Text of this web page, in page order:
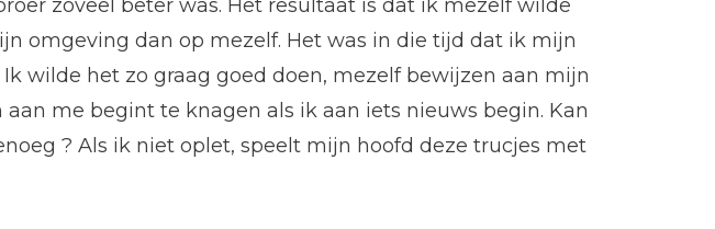
zoveel beter was. Het resultaat is dat ik mezelf wilde
omgeving dan op mezelf. Het was in die tijd dat ik mijn
wilde het zo graag goed doen, mezelf bewijzen aan mijn
me begint te knagen als ik aan iets nieuws begin. Kan
? Als ik niet oplet, speelt mijn hoofd deze trucjes met